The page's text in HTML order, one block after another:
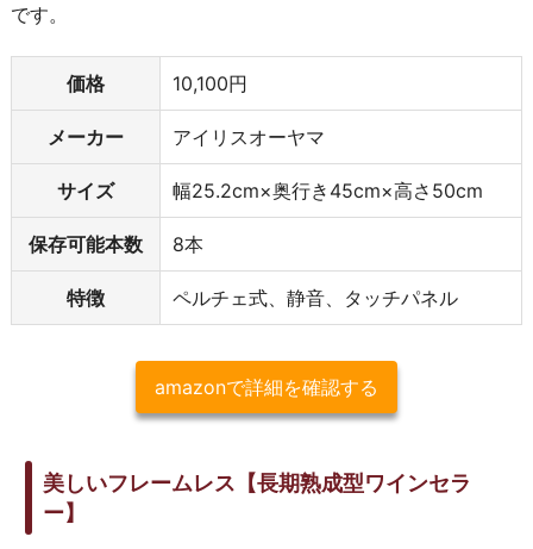
です。
価格 10,100円
メーカー アイリスオーヤマ
サイズ 幅25.2cm×奥行き45cm×高さ50cm
保存可能本数 8本
特徴 ペルチェ式、静音、タッチパネル
amazonで詳細を確認する
美しいフレームレス【長期熟成型ワインセラ
ー】